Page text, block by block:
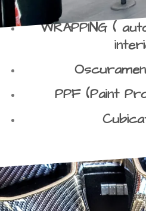
WRAPPING (
PPF (Paint